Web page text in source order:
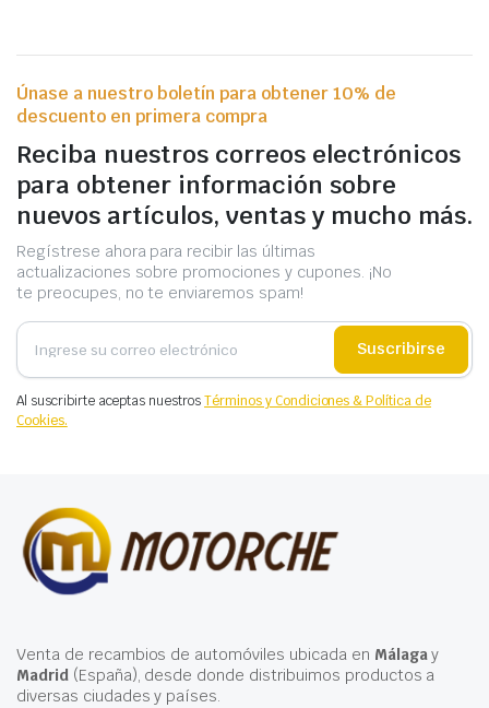
Únase a nuestro boletín para obtener 10% de
descuento en primera compra
Reciba nuestros correos electrónicos
para obtener información sobre
nuevos artículos, ventas y mucho más.
Regístrese ahora para recibir las últimas
actualizaciones sobre promociones y cupones. ¡No
te preocupes, no te enviaremos spam!
Suscribirse
Al suscribirte aceptas nuestrosTérminos y Condiciones & Política de
Cookies.
Venta de recambios de automóviles ubicada en Málagay
Madrid(España), desde donde distribuimos productos a
diversas ciudades y países.